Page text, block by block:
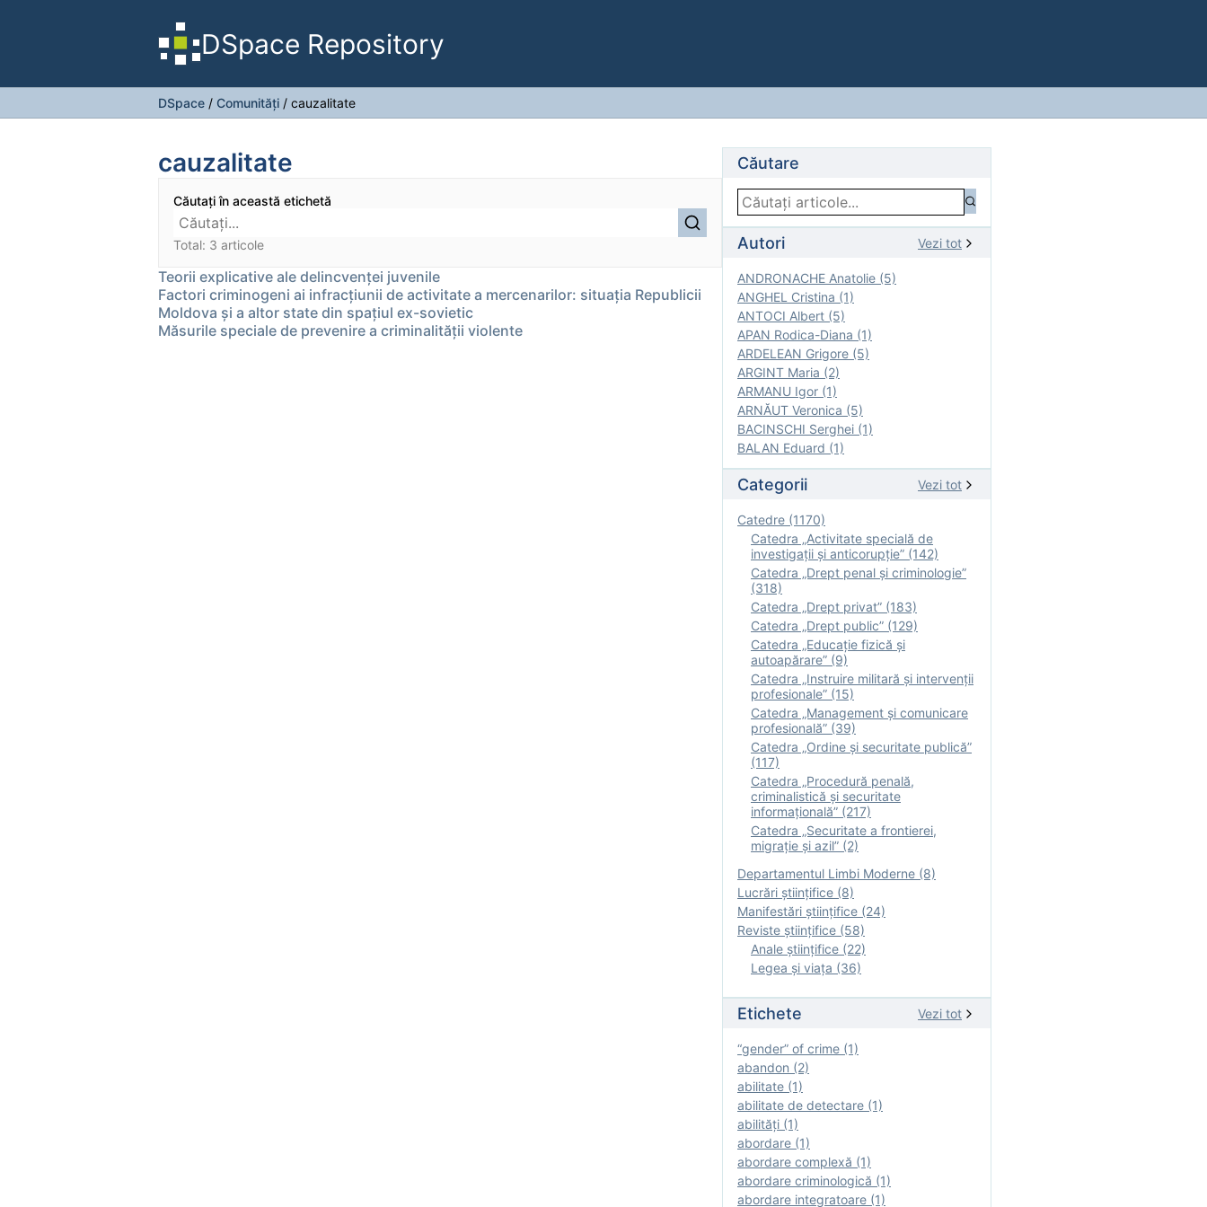
DSpace Repository
DSpace / Comunități / cauzalitate
cauzalitate
Căutați în această etichetă
Total: 3 articole
Teorii explicative ale delincvenței juvenile
Factori criminogeni ai infracţiunii de activitate a mercenarilor: situaţia Republicii
Moldova şi a altor state din spaţiul ex-sovietic
Măsurile speciale de prevenire a criminalităţii violente
Căutare
Autori Vezi tot
ANDRONACHE Anatolie (5)
ANGHEL Cristina (1)
ANTOCI Albert (5)
APAN Rodica-Diana (1)
ARDELEAN Grigore (5)
ARGINT Maria (2)
ARMANU Igor (1)
ARNĂUT Veronica (5)
BACINSCHI Serghei (1)
BALAN Eduard (1)
Categorii Vezi tot
Catedre (1170)
Catedra „Activitate specială de
investigaţii şi anticorupție” (142)
Catedra „Drept penal și criminologie”
(318)
Catedra „Drept privat” (183)
Catedra „Drept public” (129)
Catedra „Educație fizică şi
autoapărare” (9)
Catedra „Instruire militară şi intervenţii
profesionale” (15)
Catedra „Management și comunicare
profesională” (39)
Catedra „Ordine și securitate publică”
(117)
Catedra „Procedură penală,
criminalistică și securitate
informațională” (217)
Catedra „Securitate a frontierei,
migrație și azil” (2)
Departamentul Limbi Moderne (8)
Lucrări științifice (8)
Manifestări ştiinţifice (24)
Reviste ştiinţifice (58)
Anale ştiinţifice (22)
Legea şi viaţa (36)
Etichete Vezi tot
“gender” of crime (1)
abandon (2)
abilitate (1)
abilitate de detectare (1)
abilităţi (1)
abordare (1)
abordare complexă (1)
abordare criminologică (1)
abordare integratoare (1)